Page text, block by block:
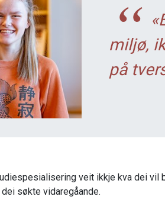
miljø,
på
veit ikkje kva dei vil
dei søkte vidaregåande.